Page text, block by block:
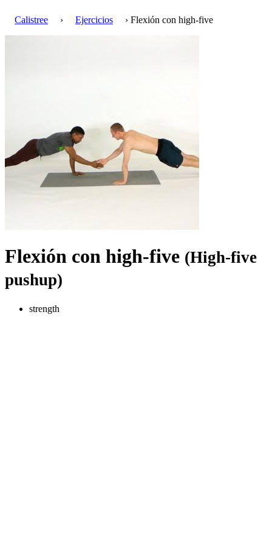
Calistree › Ejercicios › Flexión con high-five
Flexión con high-five (High-five
pushup)
strength